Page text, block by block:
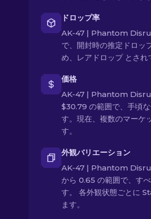
ドロップ率
AK-47 | Phantom
で、開封時の推定ドロッ
め、レアドロップ とされ
価格
AK-47 | Phantom
$30.79 の範囲で、手頃
す。現在、複数のマーケ
す。
外観バリエーション
AK-47 | Phantom
から 0.65 の範囲で、す
す。 各外観状態ごとに
ます。